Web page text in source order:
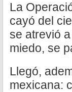
La
cayó del
se atrevió
miedo, se
Llegó,
mexicana: